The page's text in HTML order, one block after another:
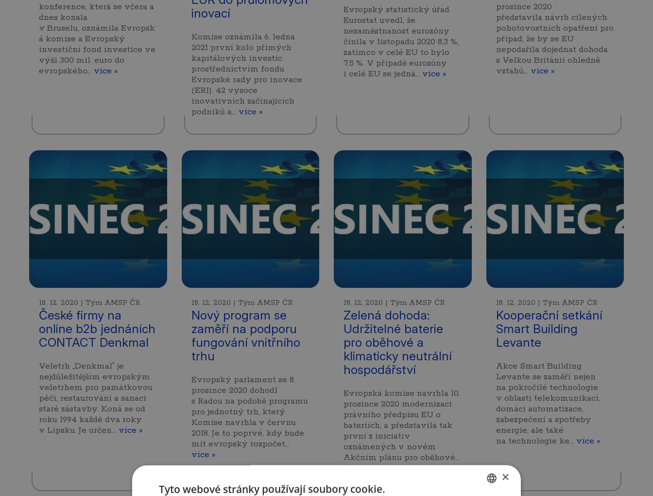
konference, která se včera a
dnes konala
v Bruselu, oznámila Evropsk
á komise a Evropský
investiční fond investice ve
výši 300 mil. euro do
evropského… více »
inovací
Komise oznámila 6. ledna
2021 první kolo přímých
kapitálových investic
prostřednictvím fondu
Evropské rady pro inovace
(ERI). 42 vysoce
inovativních začínajících
podniků a… více »
Evropský statistický úřad
Eurostat uvedl, že
nezaměstnanost eurozóny
činila v listopadu 2020 8,3 %,
zatímco v celé EU to bylo
7,5 %. V případě eurozóny
i celé EU se jedná… více »
prosince 2020
představila návrh cílených
pohotovostních opatření pro
případ, že by se EU
nepodařila dojednat dohoda
s Velkou Británií ohledně
vztahů… více »
18. 12. 2020 | Tým AMSP ČR
České firmy na
online b2b jednáních
CONTACT Denkmal
Veletrh „Denkmal“ je
nejdůležitějším evropským
veletrhem pro památkovou
péči, restaurování a sanaci
staré zástavby. Koná se od
roku 1994 každé dva roky
v Lipsku. Je určen… více »
18. 12. 2020 | Tým AMSP ČR
Nový program se
zaměří na podporu
fungování vnitřního
trhu
Evropský parlament se 8.
prosince 2020 dohodl
s Radou na podobě programu
pro jednotný trh, který
Komise navrhla v červnu
2018. Je to poprvé, kdy bude
mít evropský rozpočet…
více »
18. 12. 2020 | Tým AMSP ČR
Zelená dohoda:
Udržitelné baterie
pro oběhové a
klimaticky neutrální
hospodářství
Evropská komise navrhla 10.
prosince 2020 modernizaci
právního předpisu EU o
bateriích, a představila tak
první z iniciativ
oznámených v novém
Akčním plánu pro oběhové…
více »
18. 12. 2020 | Tým AMSP ČR
Kooperační setkání
Smart Building
Levante
Akce Smart Building
Levante se zaměří nejen
na pokročilé technologie
v oblasti telekomunikací,
domácí automatizace,
zabezpečení a spotřeby
energie, ale také
na technologie ke… více »
×
Tyto webové stránky používají soubory cookie.